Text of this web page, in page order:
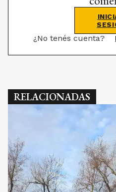
¿No tenés cuenta?
RELACIONADAS